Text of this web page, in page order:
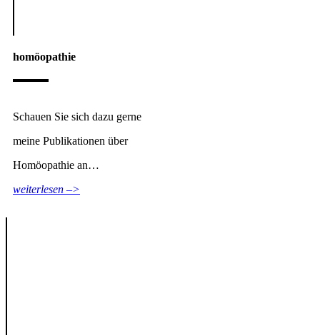
homöopathie
Schauen Sie sich dazu gerne
meine Publikationen über
Homöopathie an…
weiterlesen –>